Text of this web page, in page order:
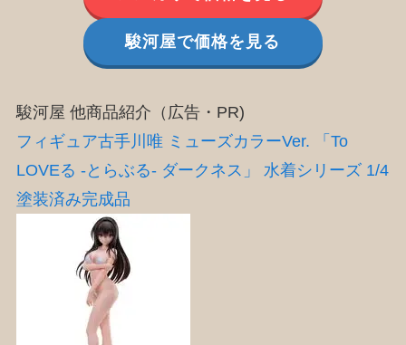
駿河屋で価格を見る
駿河屋 他商品紹介（広告・PR)
フィギュア古手川唯 ミューズカラーVer. 「To
LOVEる -とらぶる- ダークネス」 水着シリーズ 1/4
塗装済み完成品